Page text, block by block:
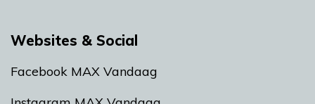
Websites & Social
Facebook MAX Vandaag